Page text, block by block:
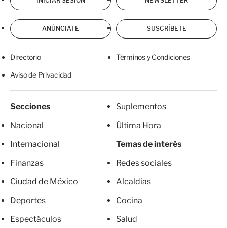
ANÚNCIATE SUSCRÍBETE
Directorio Términos y Condiciones
Aviso de Privacidad
Secciones
Nacional
Internacional
Finanzas
Ciudad de México
Deportes
Espectáculos
Suplementos
Última Hora
Temas de interés
Redes sociales
Alcaldías
Cocina
Salud